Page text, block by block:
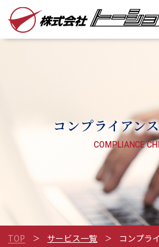
コンプライアン
COMPLIANCE
TOP サービス一覧 コンプラ